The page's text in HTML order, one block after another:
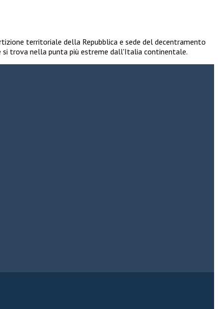
territoriale della Repubblica e sede del decentramento
si trova nella punta più estreme dall'Italia continentale.